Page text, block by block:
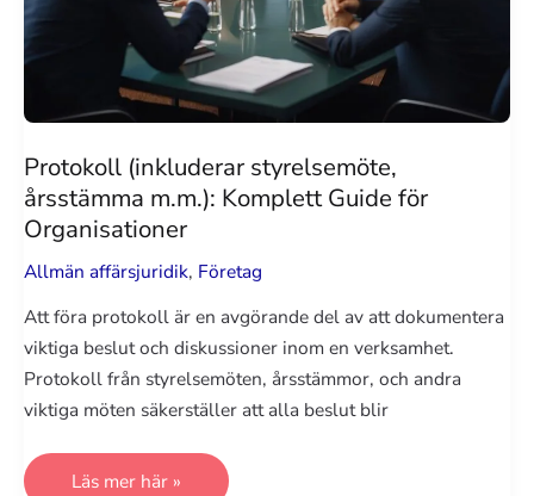
Protokoll (inkluderar styrelsemöte,
årsstämma m.m.): Komplett Guide för
Organisationer
Allmän affärsjuridik, Företag
Att föra protokoll är en avgörande del av att dokumentera
viktiga beslut och diskussioner inom en verksamhet.
Protokoll från styrelsemöten, årsstämmor, och andra
viktiga möten säkerställer att alla beslut blir
Protokoll
Läs mer här »